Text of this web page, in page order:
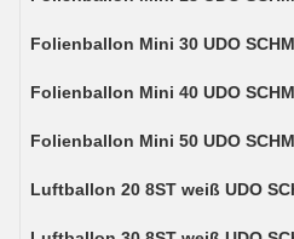
Folienballon Mini 30 UDO
Folienballon Mini 40 UDO
Folienballon Mini 50 UDO
Luftballon 20 8ST weiß UDO